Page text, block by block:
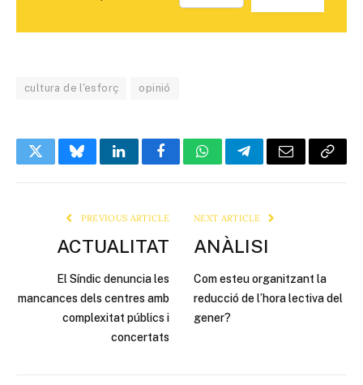
cultura de l'esforç opinió
TwitterBlueskyLinkedInFacebookWhatsAppTelegramEmail Copy
PREVIOUS ARTICLE
ACTUALITAT
El Síndic denuncia les
mancances dels centres amb
complexitat públics i
concertats
NEXT ARTICLE
ANÀLISI
Com esteu organitzant la
reducció de l’hora lectiva del
gener?